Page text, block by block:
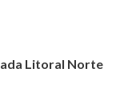
Litoral Norte